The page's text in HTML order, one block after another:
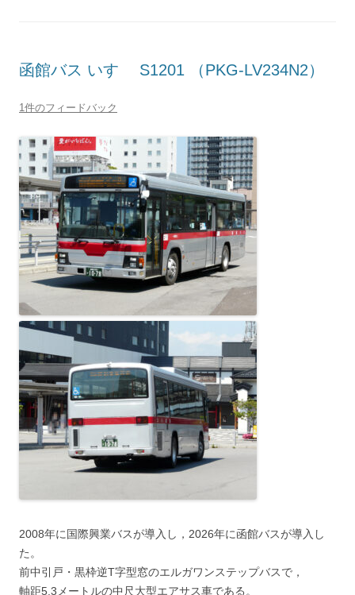
函館バス いすゞ S1201 （PKG-LV234N2）
1件のフィードバック
2008年に国際興業バスが導入し，2026年に函館バスが導入し
た。
前中引戸・黒枠逆T字型窓のエルガワンステップバスで，
軸距5.3メートルの中尺大型エアサス車である。